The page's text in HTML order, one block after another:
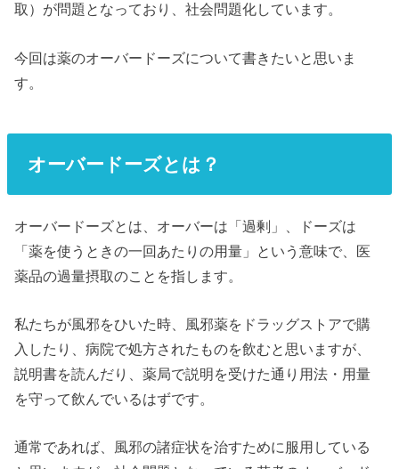
取）が問題となっており、社会問題化しています。
今回は薬のオーバードーズについて書きたいと思いま
す。
オーバードーズとは？
オーバードーズとは、オーバーは「過剰」、ドーズは
「薬を使うときの一回あたりの用量」という意味で、医
薬品の過量摂取のことを指します。
私たちが風邪をひいた時、風邪薬をドラッグストアで購
入したり、病院で処方されたものを飲むと思いますが、
説明書を読んだり、薬局で説明を受けた通り用法・用量
を守って飲んでいるはずです。
通常であれば、風邪の諸症状を治すために服用している